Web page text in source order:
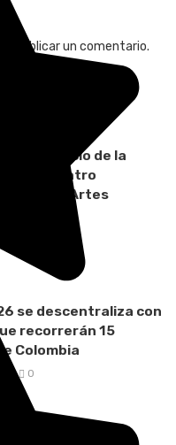
publicar un comentario.
el inicio de la
del Encuentro
de las Artes
se descentraliza con
recorrerán 15
Colombia
0